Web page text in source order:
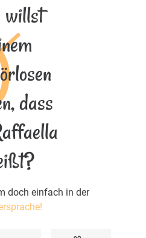
dass
doch einfach in der